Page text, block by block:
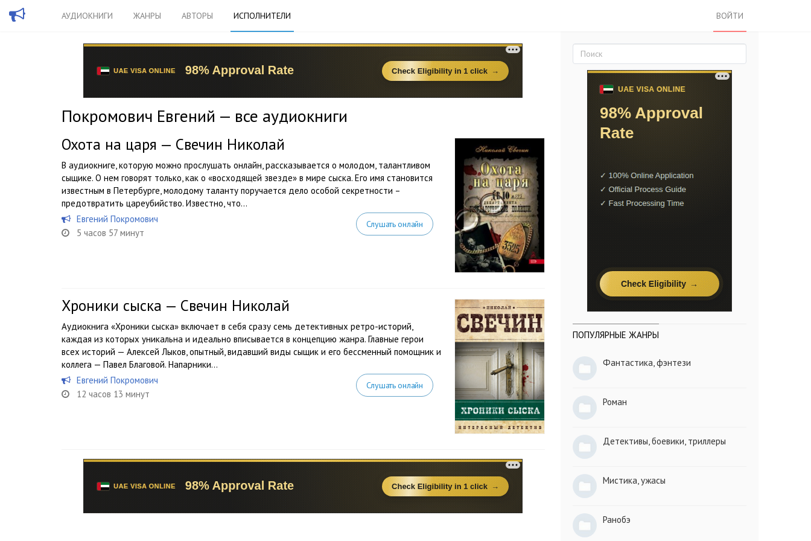
АУДИОКНИГИ ЖАНРЫ АВТОРЫ ИСПОЛНИТЕЛИ ВОЙТИ
Покромович Евгений — все аудиокниги
Охота на царя — Свечин Николай
В аудиокниге, которую можно прослушать онлайн, рассказывается о молодом, талантливом
сыщике. О нем говорят только, как о «восходящей звезде» в мире сыска. Его имя становится
известным в Петербурге, молодому таланту поручается дело особой секретности –
предотвратить цареубийство. Известно, что...
Евгений Покромович
5 часов 57 минут
Слушать онлайн
Хроники сыска — Свечин Николай
Аудиокнига «Хроники сыска» включает в себя сразу семь детективных ретро-историй,
каждая из которых уникальна и идеально вписывается в концепцию жанра. Главные герои
всех историй — Алексей Лыков, опытный, видавший виды сыщик и его бессменный помощник и
коллега — Павел Благовой. Напарники...
Евгений Покромович
12 часов 13 минут
Слушать онлайн
ПОПУЛЯРНЫЕ ЖАНРЫ
Фантастика, фэнтези
Роман
Детективы, боевики, триллеры
Мистика, ужасы
Ранобэ